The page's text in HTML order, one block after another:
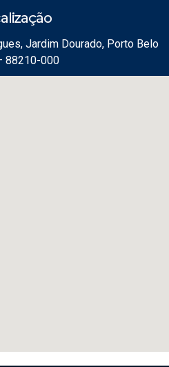
Jardim Dourado, Porto Belo
88210-000